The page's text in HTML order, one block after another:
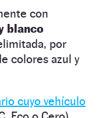
con
blanco
por
colores azul y
cuyo vehículo